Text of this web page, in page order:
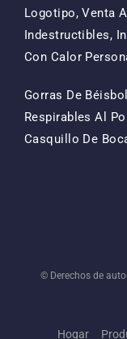
Logotipo, Venta
Indestructibles,
Con Calor
Gorras De
Respirables Al
Casquillo De
© Derechos de
Hogar